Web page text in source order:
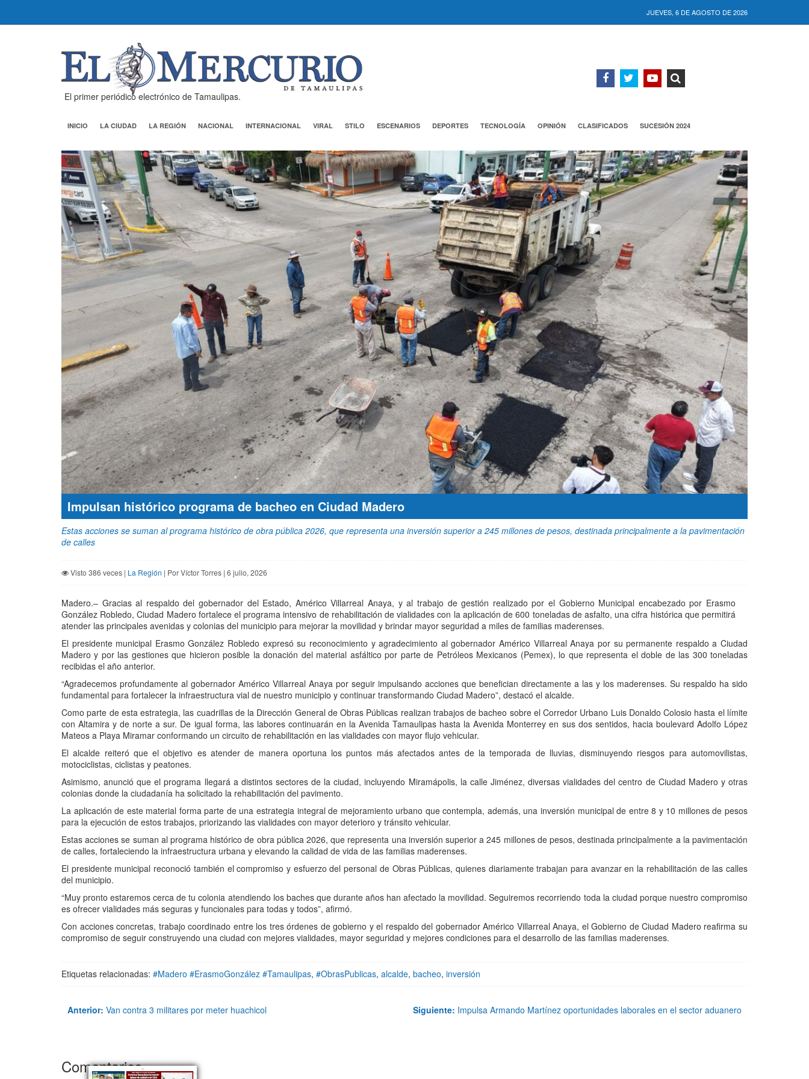
JUEVES, 6 DE AGOSTO DE 2026
El primer periódico electrónico de Tamaulipas.
INICIO LA CIUDAD LA REGIÓN NACIONAL INTERNACIONAL VIRAL STILO ESCENARIOS DEPORTES TECNOLOGÍA OPINIÓN CLASIFICADOS SUCESIÓN 2024
Impulsan histórico programa de bacheo en Ciudad Madero
Estas acciones se suman al programa histórico de obra pública 2026, que representa una inversión superior a 245 millones de pesos, destinada principalmente a la pavimentación
de calles
Visto 386 veces | La Región | Por Víctor Torres | 6 julio, 2026
Madero.– Gracias al respaldo del gobernador del Estado, Américo Villarreal Anaya, y al trabajo de gestión realizado por el Gobierno Municipal encabezado por Erasmo
González Robledo, Ciudad Madero fortalece el programa intensivo de rehabilitación de vialidades con la aplicación de 600 toneladas de asfalto, una cifra histórica que permitirá
atender las principales avenidas y colonias del municipio para mejorar la movilidad y brindar mayor seguridad a miles de familias maderenses.
El presidente municipal Erasmo González Robledo expresó su reconocimiento y agradecimiento al gobernador Américo Villarreal Anaya por su permanente respaldo a Ciudad
Madero y por las gestiones que hicieron posible la donación del material asfáltico por parte de Petróleos Mexicanos (Pemex), lo que representa el doble de las 300 toneladas
recibidas el año anterior.
“Agradecemos profundamente al gobernador Américo Villarreal Anaya por seguir impulsando acciones que benefician directamente a las y los maderenses. Su respaldo ha sido
fundamental para fortalecer la infraestructura vial de nuestro municipio y continuar transformando Ciudad Madero”, destacó el alcalde.
Como parte de esta estrategia, las cuadrillas de la Dirección General de Obras Públicas realizan trabajos de bacheo sobre el Corredor Urbano Luis Donaldo Colosio hasta el límite
con Altamira y de norte a sur. De igual forma, las labores continuarán en la Avenida Tamaulipas hasta la Avenida Monterrey en sus dos sentidos, hacia boulevard Adolfo López
Mateos a Playa Miramar conformando un circuito de rehabilitación en las vialidades con mayor flujo vehicular.
El alcalde reiteró que el objetivo es atender de manera oportuna los puntos más afectados antes de la temporada de lluvias, disminuyendo riesgos para automovilistas,
motociclistas, ciclistas y peatones.
Asimismo, anunció que el programa llegará a distintos sectores de la ciudad, incluyendo Miramápolis, la calle Jiménez, diversas vialidades del centro de Ciudad Madero y otras
colonias donde la ciudadanía ha solicitado la rehabilitación del pavimento.
La aplicación de este material forma parte de una estrategia integral de mejoramiento urbano que contempla, además, una inversión municipal de entre 8 y 10 millones de pesos
para la ejecución de estos trabajos, priorizando las vialidades con mayor deterioro y tránsito vehicular.
Estas acciones se suman al programa histórico de obra pública 2026, que representa una inversión superior a 245 millones de pesos, destinada principalmente a la pavimentación
de calles, fortaleciendo la infraestructura urbana y elevando la calidad de vida de las familias maderenses.
El presidente municipal reconoció también el compromiso y esfuerzo del personal de Obras Públicas, quienes diariamente trabajan para avanzar en la rehabilitación de las calles
del municipio.
“Muy pronto estaremos cerca de tu colonia atendiendo los baches que durante años han afectado la movilidad. Seguiremos recorriendo toda la ciudad porque nuestro compromiso
es ofrecer vialidades más seguras y funcionales para todas y todos”, afirmó.
Con acciones concretas, trabajo coordinado entre los tres órdenes de gobierno y el respaldo del gobernador Américo Villarreal Anaya, el Gobierno de Ciudad Madero reafirma su
compromiso de seguir construyendo una ciudad con mejores vialidades, mayor seguridad y mejores condiciones para el desarrollo de las familias maderenses.
Etiquetas relacionadas: #Madero #ErasmoGonzález #Tamaulipas, #ObrasPublicas, alcalde, bacheo, inversión
Anterior: Van contra 3 militares por meter huachicol Siguiente: Impulsa Armando Martínez oportunidades laborales en el sector aduanero
Comentarios